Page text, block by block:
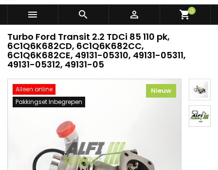
   shopping_cart0
Turbo Ford Transit 2.2 TDCi 85 110 pk,
6C1Q6K682CD, 6C1Q6K682CC,
6C1Q6K682CE, 49131-05310, 49131-05311,
49131-05312, 49131-05
Alleen online
Pakkingset Inbegrepen
Nieuw